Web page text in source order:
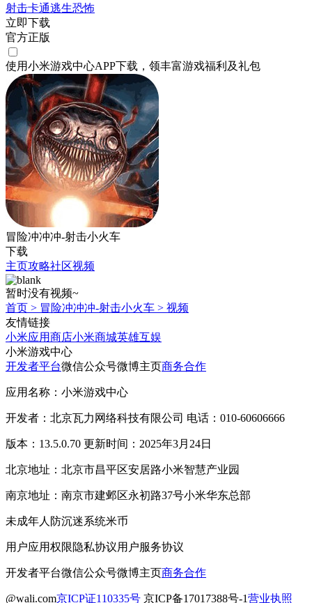
射击卡通逃生恐怖
立即下载
官方正版
使用小米游戏中心APP下载 ，领丰富游戏福利 及礼包
冒险冲冲冲-射击小火车
下载
主页攻略社区视频
暂时没有视频~
首页 > 冒险冲冲冲-射击小火车 > 视频
友情链接
小米应用商店小米商城英雄互娱
小米游戏中心
开发者平台微信公众号微博主页商务合作
应用名称：小米游戏中心
开发者：北京瓦力网络科技有限公司 电话：010-60606666
版本：13.5.0.70 更新时间：2025年3月24日
北京地址：北京市昌平区安居路小米智慧产业园
南京地址：南京市建邺区永初路37号小米华东总部
未成年人防沉迷系统米币
用户应用权限隐私协议用户服务协议
开发者平台微信公众号微博主页商务合作
@wali.com京ICP证110335号 京ICP备17017388号-1营业执照